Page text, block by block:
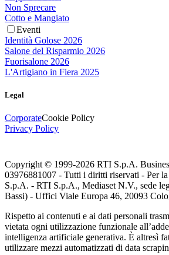
Non Sprecare
Cotto e Mangiato
Eventi
Identità Golose 2026
Salone del Risparmio 2026
Fuorisalone 2026
L'Artigiano in Fiera 2025
Legal
CorporateCookie Policy
Privacy Policy
Copyright © 1999-2026 RTI S.p.A.
03976881007 - Tutti i diritti riservati - Per
S.p.A. - RTI S.p.A., Mediaset N.V., sede
Bassi) - Uffici Viale Europa 46, 20093
Rispetto ai contenuti e ai dati personali
vietata ogni utilizzazione funzionale
intelligenza artificiale generativa. È altresì
utilizzare mezzi automatizzati di data